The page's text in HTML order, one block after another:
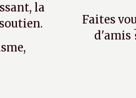
la
Faites
d'amis